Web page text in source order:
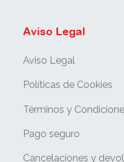
Aviso Legal
Aviso Legal
Políticas de Cookies
Términos y
Pago seguro
Cancelaciones y